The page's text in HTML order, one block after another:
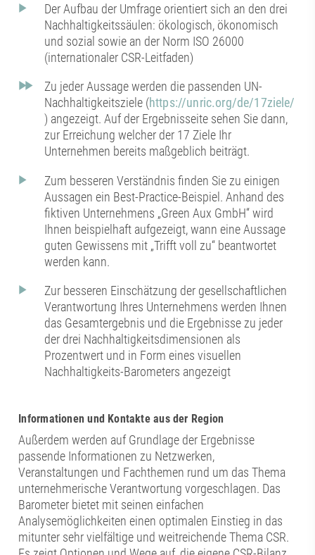
Der Aufbau der Umfrage orientiert sich an den drei
Nachhaltigkeitssäulen: ökologisch, ökonomisch
und sozial sowie an der Norm ISO 26000
(internationaler CSR-Leitfaden)
Zu jeder Aussage werden die passenden UN-
Nachhaltigkeitsziele (https://unric.org/de/17ziele/
) angezeigt. Auf der Ergebnisseite sehen Sie dann,
zur Erreichung welcher der 17 Ziele Ihr
Unternehmen bereits maßgeblich beiträgt.
Zum besseren Verständnis finden Sie zu einigen
Aussagen ein Best-Practice-Beispiel. Anhand des
fiktiven Unternehmens „Green Aux GmbH“ wird
Ihnen beispielhaft aufgezeigt, wann eine Aussage
guten Gewissens mit „Trifft voll zu“ beantwortet
werden kann.
Zur besseren Einschätzung der gesellschaftlichen
Verantwortung Ihres Unternehmens werden Ihnen
das Gesamtergebnis und die Ergebnisse zu jeder
der drei Nachhaltigkeitsdimensionen als
Prozentwert und in Form eines visuellen
Nachhaltigkeits-Barometers angezeigt
Informationen und Kontakte aus der Region
Außerdem werden auf Grundlage der Ergebnisse
passende Informationen zu Netzwerken,
Veranstaltungen und Fachthemen rund um das Thema
unternehmerische Verantwortung vorgeschlagen. Das
Barometer bietet mit seinen einfachen
Analysemöglichkeiten einen optimalen Einstieg in das
mitunter sehr vielfältige und weitreichende Thema CSR.